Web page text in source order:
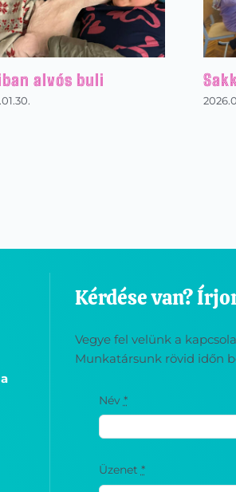
alvós buli
Kérdése van?
Vegye fel velünk a
Munkatársunk rövid időn
Név *
Üzenet *